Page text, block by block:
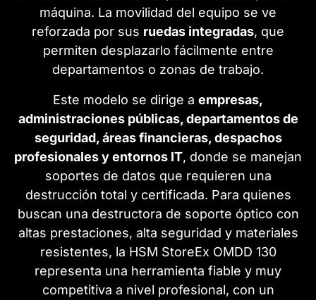
máquina. La movilidad del equipo se ve
reforzada por sus ruedas integradas, que
permiten desplazarlo fácilmente entre
departamentos o zonas de trabajo.
Este modelo se dirige a empresas,
administraciones públicas, departamentos de
seguridad, áreas financieras, despachos
profesionales y entornos IT, donde se manejan
soportes de datos que requieren una
destrucción total y certificada. Para quienes
buscan una destructora de soporte óptico con
altas prestaciones, alta seguridad y materiales
resistentes, la HSM StoreEx OMDD 130
representa una herramienta fiable y muy
competitiva a nivel profesional, con un